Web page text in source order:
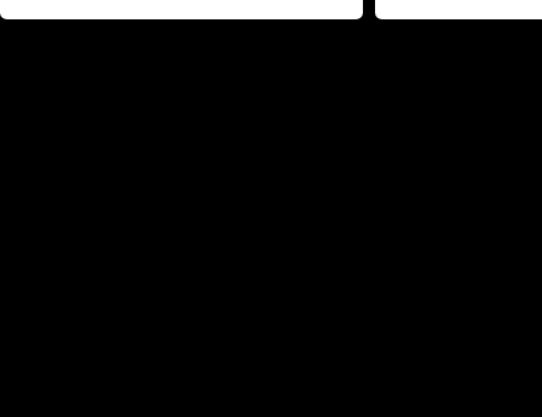
Pottera přišla s ráznou
přichází s